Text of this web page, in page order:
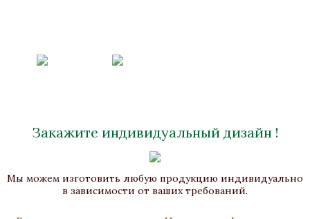
Закажите индивидуальный дизайн !
Мы можем изготовить любую продукцию индивидуально
в зависимости от ваших требований.